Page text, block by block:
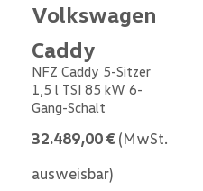
Volkswagen
Caddy
NFZ Caddy 5-Sitzer
1,5 l TSI 85 kW 6-
Gang-Schalt
32.489,00 € (MwSt.
ausweisbar)